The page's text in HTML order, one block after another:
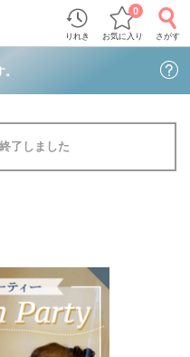
りれき お気に入り
0
さがす
了しました